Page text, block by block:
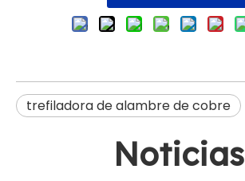
trefiladora de alambre de cobre
Noticias